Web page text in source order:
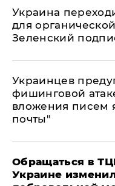
Украина
для
Зеленский
Украинцев
фишинговой
вложения писем
почты"
Обращаться в
Украине